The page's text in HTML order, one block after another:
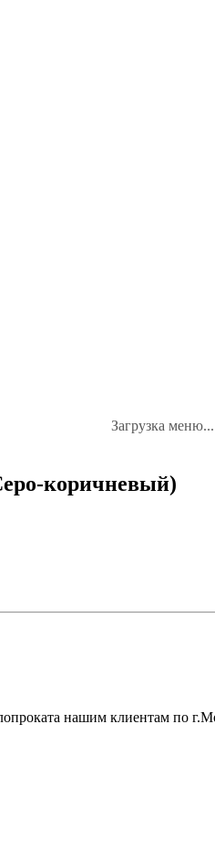
Загрузка меню...
коричневый)
нашим клиентам по